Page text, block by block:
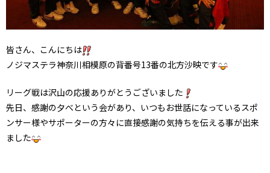
皆さん、こんにちは
ノジマステラ神奈川相模原の背番号13番の北方沙映です
リーグ戦は沢山の応援ありがとうございました
先日、感謝の夕べという会があり、いつもお世話になっているスポ
ンサー様やサポーターの方々に直接感謝の気持ちを伝える事が出来
ました